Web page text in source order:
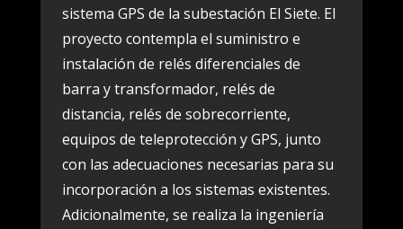
sistema GPS de la subestación El Siete. El
proyecto contempla el suministro e
instalación de relés diferenciales de
barra y transformador, relés de
distancia, relés de sobrecorriente,
equipos de teleprotección y GPS, junto
con las adecuaciones necesarias para su
incorporación a los sistemas existentes.
Adicionalmente, se realiza la ingeniería